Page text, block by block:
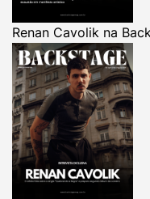
Renan Cavolik na